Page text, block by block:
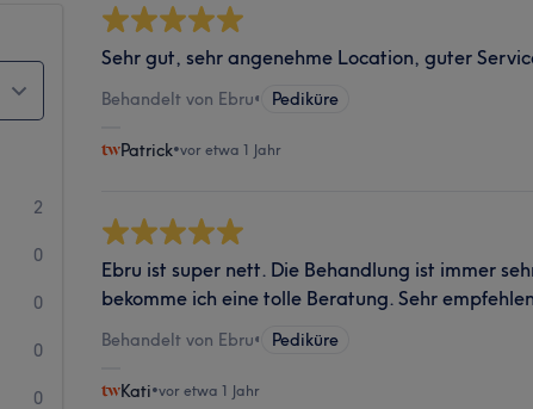
2
0
0
0
0
Sehr gut, sehr angenehme Location, guter
Behandelt von Ebru• Pediküre
Patrick•vor etwa 1 Jahr
Ebru ist super nett. Die Behandlung ist immer
bekomme ich eine tolle Beratung. Sehr
Behandelt von Ebru• Pediküre
Kati•vor etwa 1 Jahr